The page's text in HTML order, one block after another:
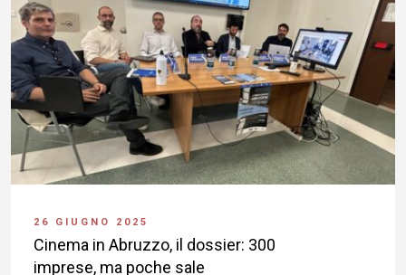
26 GIUGNO 2025
Cinema in Abruzzo, il dossier: 300
imprese, ma poche sale